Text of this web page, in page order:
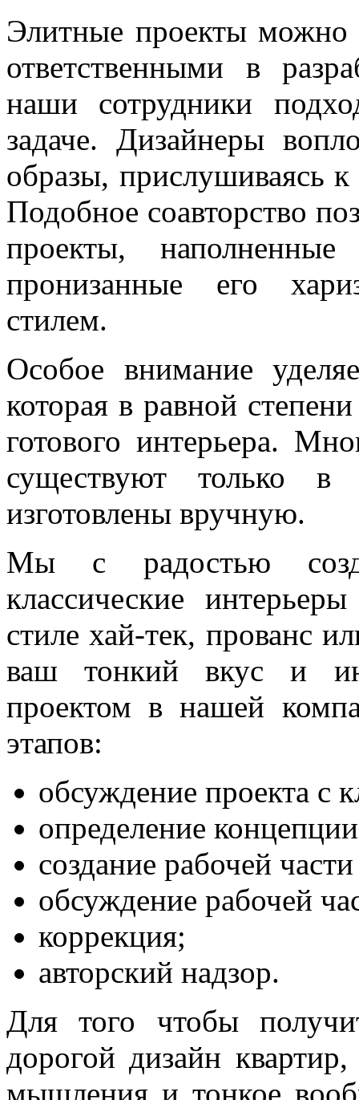
Элитные проекты можно
ответственными в
наши сотрудники
задаче. Дизайнеры
образы, прислушиваясь
Подобное соавторство
проекты,
пронизанные его
стилем.
Особое внимание
которая в равной
готового интерьера.
существуют только в
изготовлены вручную.
Мы с радостью
классические
стиле хай-тек, прованс
ваш тонкий вкус и
проектом в нашей
этапов:
обсуждение проекта с
определение
создание рабочей
обсуждение рабочей
коррекция;
авторский надзор.
Для того чтобы
дорогой дизайн
мышления и тонкое